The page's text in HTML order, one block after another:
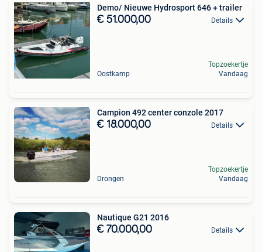
Demo/ Nieuwe Hydrosport 646 + trailer
€ 51.000,00 Details
Oostkamp
Topzoekertje
Vandaag
Campion 492 center conzole 2017
€ 18.000,00 Details
Drongen
Topzoekertje
Vandaag
Nautique G21 2016
€ 70.000,00 Details